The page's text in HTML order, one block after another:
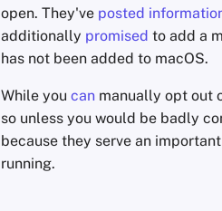
open. They've posted
additionally promised to add a
has not been added to macOS.
While you can manually opt out
so unless you would be badly
because they serve an
running.